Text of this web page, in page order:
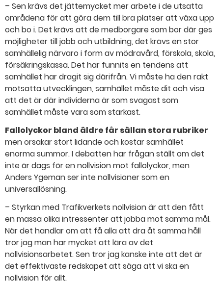
– Sen krävs det jättemycket mer arbete i de utsatta
områdena för att göra dem till bra platser att växa upp
och bo i. Det krävs att de medborgare som bor där ges
möjligheter till jobb och utbildning, det krävs en stor
samhällelig närvaro i form av mödravård, förskola, skola,
försäkringskassa. Det har funnits en tendens att
samhället har dragit sig därifrån. Vi måste ha den rakt
motsatta utvecklingen, samhället måste dit och visa
att det är där individerna är som svagast som
samhället måste vara som starkast.
Fallolyckor bland äldre får sällan stora rubriker
men orsakar stort lidande och kostar samhället
enorma summor. I debatten har frågan ställt om det
inte är dags för en nollvision mot fallolyckor, men
Anders Ygeman ser inte nollvisioner som en
universallösning.
– Styrkan med Trafikverkets nollvision är att den fått
en massa olika intressenter att jobba mot samma mål.
När det handlar om att få alla att dra åt samma håll
tror jag man har mycket att lära av det
nollvisionsarbetet. Sen tror jag kanske inte att det är
det effektivaste redskapet att säga att vi ska en
nollvision för allt.